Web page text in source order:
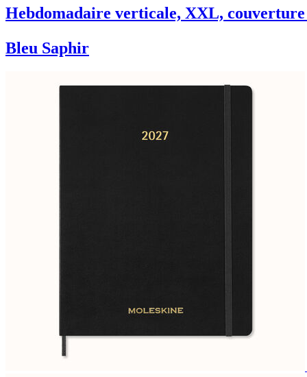
Hebdomadaire verticale, XXL, couverture
Bleu Saphir